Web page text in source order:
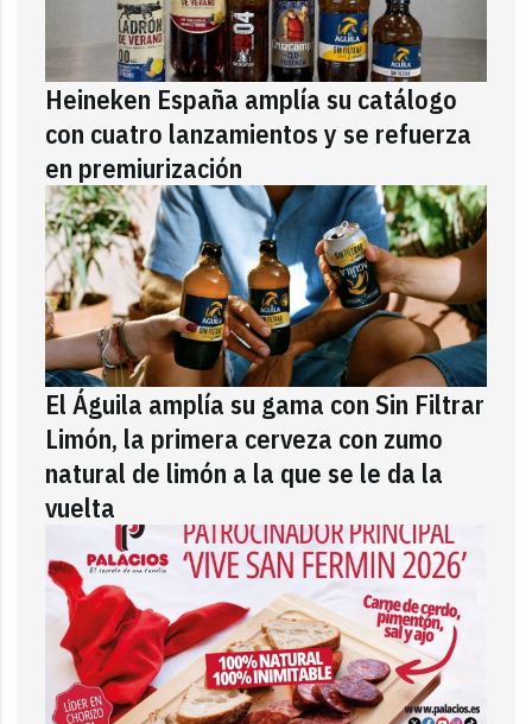
Heineken España amplía su catálogo
con cuatro lanzamientos y se refuerza
en premiurización
El Águila amplía su gama con Sin Filtrar
Limón, la primera cerveza con zumo
natural de limón a la que se le da la
vuelta